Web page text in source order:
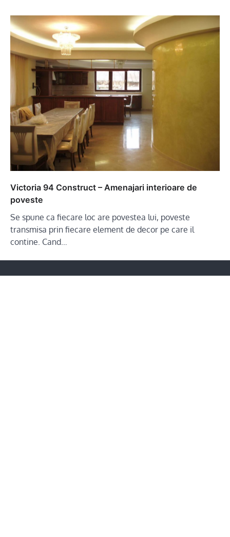
Victoria 94 Construct – Amenajari interioare de
poveste
Se spune ca fiecare loc are povestea lui, poveste
transmisa prin fiecare element de decor pe care il
contine. Cand…